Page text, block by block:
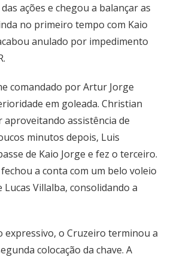
ações e chegou a balançar as
no primeiro tempo com Kaio
anulado por impedimento
comandado por Artur Jorge
em goleada. Christian
assistência de
minutos depois, Luis
de Kaio Jorge e fez o terceiro.
a conta com um belo voleio
Villalba, consolidando a
expressivo, o Cruzeiro terminou a
colocação da chave. A